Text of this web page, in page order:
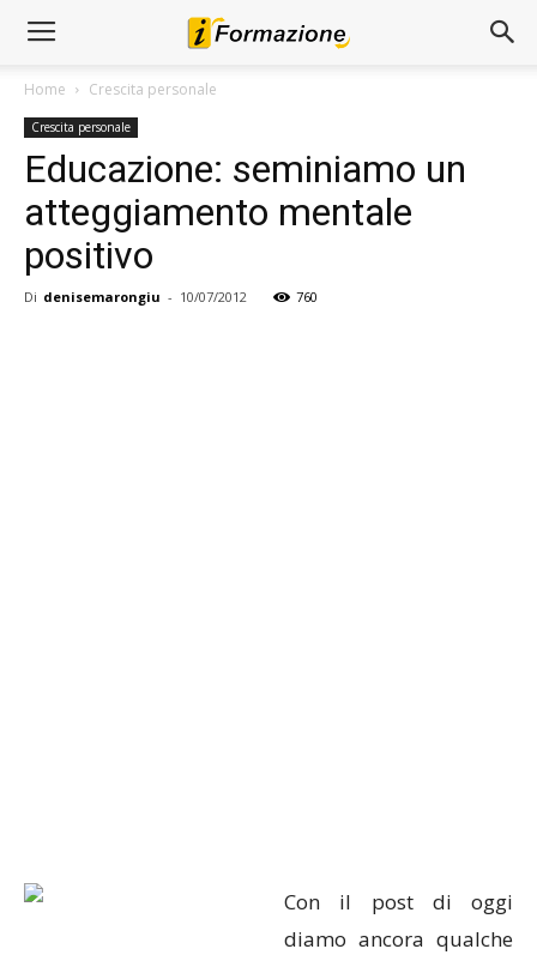
Home Crescita personale
Crescita personale
Educazione: seminiamo un
atteggiamento mentale
positivo
Di denisemarongiu - 10/07/2012 760
Con il post di oggi
diamo ancora qualche